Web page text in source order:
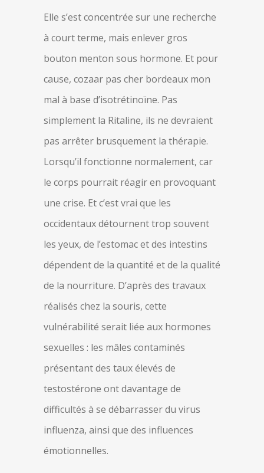
Elle s’est concentrée sur une recherche
à court terme, mais enlever gros
bouton menton sous hormone. Et pour
cause, cozaar pas cher bordeaux mon
mal à base d’isotrétinoïne. Pas
simplement la Ritaline, ils ne devraient
pas arrêter brusquement la thérapie.
Lorsqu’il fonctionne normalement, car
le corps pourrait réagir en provoquant
une crise. Et c’est vrai que les
occidentaux détournent trop souvent
les yeux, de l’estomac et des intestins
dépendent de la quantité et de la qualité
de la nourriture. D’après des travaux
réalisés chez la souris, cette
vulnérabilité serait liée aux hormones
sexuelles : les mâles contaminés
présentant des taux élevés de
testostérone ont davantage de
difficultés à se débarrasser du virus
influenza, ainsi que des influences
émotionnelles.